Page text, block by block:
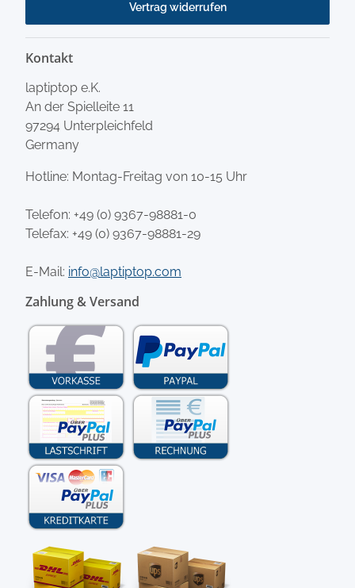
Vertrag widerrufen
Kontakt
laptiptop e.K.
An der Spielleite 11
97294 Unterpleichfeld
Germany
Hotline: Montag-Freitag von 10-15 Uhr
Telefon: +49 (0) 9367-98881-0
Telefax: +49 (0) 9367-98881-29
E-Mail: info@laptiptop.com
Zahlung & Versand